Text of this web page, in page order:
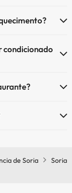
facilidades.
condicionado
de Soria
Soria